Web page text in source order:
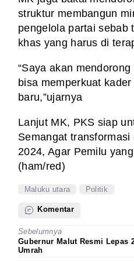
struktur membangun
pengelola partai sebab
khas yang harus di
“Saya akan
bisa memperkuat
baru,”ujarnya
Lanjut MK, PKS siap
Semangat
2024, Agar Pemilu
(ham/red)
Maluku utara Politik
Komentar
Sebelumnya
Gubernur Malut Resmi Lepas
Umrah